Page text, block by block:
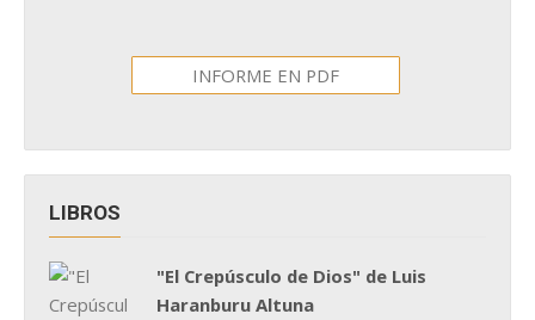
INFORME EN PDF
LIBROS
"El Crepúsculo de Dios" de Luis
Haranburu Altuna